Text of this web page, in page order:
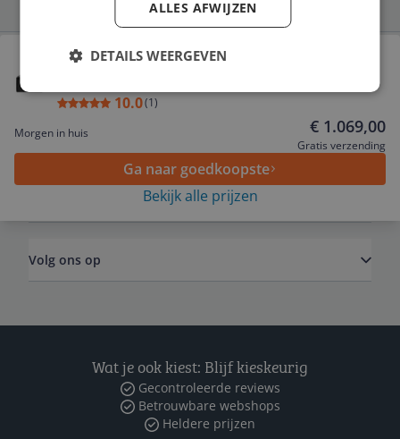
Canon EOS R50 Black + RF-S 18-45mm + RF 75-
10.0(1)
Morgen in huis
€ 1.069,00
Gratis verzending
Ga naar goedkoopste
Bekijk alle prijzen
Bekijk product
Algemeen
Volg ons op
Wat je ook kiest: Blijf kieskeurig
Gecontroleerde reviews
Betrouwbare webshops
Heldere prijzen
ALLES AFWIJZEN
DETAILS WEERGEVEN